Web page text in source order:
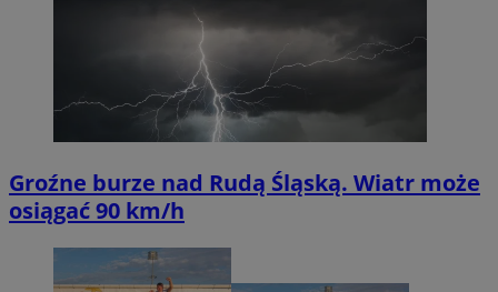
Groźne burze nad Rudą Śląską. Wiatr może
osiągać 90 km/h